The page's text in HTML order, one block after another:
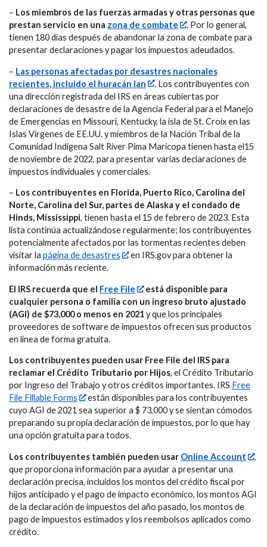
– Los miembros de las fuerzas armadas y otras personas que
prestan servicio en una zona de combate
. Por lo general,
tienen 180 días después de abandonar la zona de combate para
presentar declaraciones y pagar los impuestos adeudados.
– Las personas afectadas por desastres nacionales
recientes, incluido el huracán Ian
. Los contribuyentes con
una dirección registrada del IRS en áreas cubiertas por
declaraciones de desastre de la Agencia Federal para el Manejo
de Emergencias en Missouri, Kentucky, la isla de St. Croix en las
Islas Vírgenes de EE.UU. y miembros de la Nación Tribal de la
Comunidad Indígena Salt River Pima Maricopa tienen hasta el15
de noviembre de 2022, para presentar varias declaraciones de
impuestos individuales y comerciales.
– Los contribuyentes en Florida, Puerto Rico, Carolina del
Norte, Carolina del Sur, partes de Alaska y el condado de
Hinds, Mississippi, tienen hasta el 15 de febrero de 2023. Esta
lista continúa actualizándose regularmente; los contribuyentes
potencialmente afectados por las tormentas recientes deben
visitar la página de desastres
en IRS.gov para obtener la
información más reciente.
El IRS recuerda que el Free File
está disponible para
cualquier persona o familia con un ingreso bruto ajustado
(AGI) de $73,000 o menos en 2021y que los principales
proveedores de software de impuestos ofrecen sus productos
en línea de forma gratuita.
Los contribuyentes pueden usar Free File del IRS para
reclamar el Crédito Tributario por Hijos, el Crédito Tributario
por Ingreso del Trabajo y otros créditos importantes. IRS Free
File Fillable Forms
están disponibles para los contribuyentes
cuyo AGI de 2021 sea superior a $ 73,000 y se sientan cómodos
preparando su propia declaración de impuestos, por lo que hay
una opción gratuita para todos.
Los contribuyentes también pueden usar Online Account
,
que proporciona información para ayudar a presentar una
declaración precisa, incluidos los montos del crédito fiscal por
hijos anticipado y el pago de impacto económico, los montos AGI
de la declaración de impuestos del año pasado, los montos de
pago de impuestos estimados y los reembolsos aplicados como
crédito.